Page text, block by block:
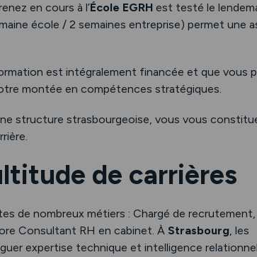
en cours à l’École EGRH est testé le
école / 2 semaines entreprise) permet une
est intégralement financée et que vous
montée en compétences stratégiques.
structure strasbourgeoise, vous vous
de carrières
de nombreux métiers : Chargé de recrutement,
Consultant RH en cabinet. À Strasbourg, les
expertise technique et intelligence